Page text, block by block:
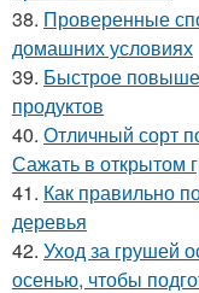
38. Проверенные
домашних условиях
39. Быстрое
продуктов
40. Отличный сорт
Сажать в открытом
41. Как правильно
деревья
42. Уход за грушей
осенью, чтобы